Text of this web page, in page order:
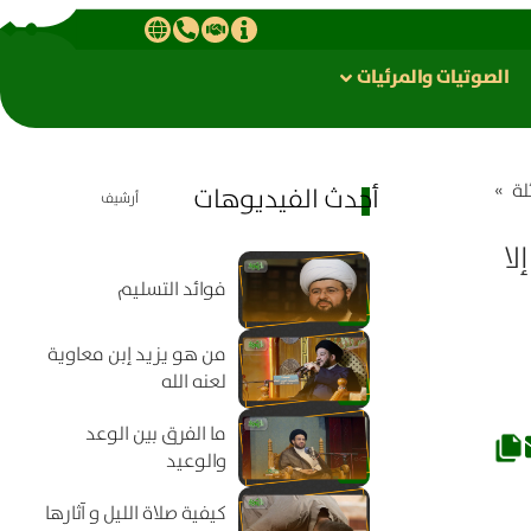
الصوتیات والمرئیات
» أحدث الفيديوهات أرشيف
فوائد التسليم
من هو يزيد إبن معاوية
لعنه الله
ما الفرق بين الوعد
والوعيد
كيفية صلاة الليل و آثارها